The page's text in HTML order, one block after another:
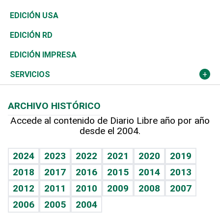
Reportajes
África
Ocenanía
Caribe
Resto del mundo
Vivienda
Telecom.
Global y variable
Economía personal
Buena Vida
Sociales
Novedades
Podcast Arte Libre
Hablando con el pediatra
Vida y familia
Eñe
Celebrando la vida
Sin complejos
Ciclismo
Tenis
Olimpismo
Más deportes
TBT Deportivo
En Directo
El Espía
Noticiero Poteleche
Columnistas
Más firmas
Tecnología
Historia
Martes de tecnología
Cambio climático
Economía
Revista
Deportes
Opinión
Hecho en casa
Guía del dinero
EDICIÓN USA
EDICIÓN RD
EDICIÓN IMPRESA
SERVICIOS
Cumpleaños
Horóscopos
Crucigramas
ARCHIVO HISTÓRICO
Accede al contenido de Diario Libre año por año
desde el 2004.
2024 2023 2022 2021 2020
2019
2018
2017 2016 2015 2014
2013
2012
2011 2010 2009 2008
2007
2006
2005 2004